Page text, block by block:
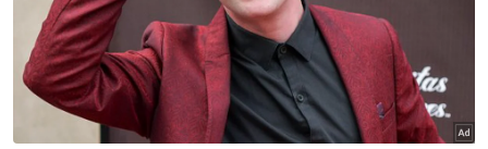
RM950 juta dalam tempoh enam tahun.
Katanya, operasi itu turut menyaksikan
pembekuan 16 akaun bank bernilai lebih
RM10.2 juta serta tindakan terhadap pegawai